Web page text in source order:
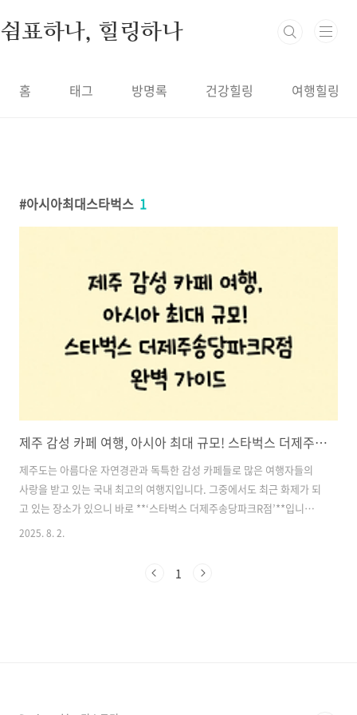
쉼표하나, 힐링하나
홈 태그 방명록 건강힐링 여행힐링
아시아최대스타벅스 1
제주 감성 카페 여행, 아시아 최대 규모! 스타벅스 더제주송당파크R점 완벽 가이드
제주도는 아름다운 자연경관과 독특한 감성 카페들로 많은 여행자들의
사랑을 받고 있는 국내 최고의 여행지입니다. 그중에서도 최근 화제가 되
고 있는 장소가 있으니 바로 **‘스타벅스 더제주송당파크R점’**입니다.
아시아 최대 규모를 자랑하는 이 특별한 스타벅스 매장은 커피 애호가는
수 명소로 떠오르고 있습니다.이번 글에서는 스타벅스 더제주송당파크R
2025. 8. 2.
1